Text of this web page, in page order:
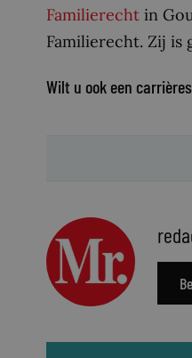
Familierecht in
Familierecht. Zij is
Wilt u ook een